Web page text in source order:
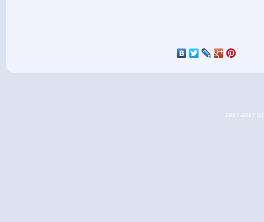
1997-2017